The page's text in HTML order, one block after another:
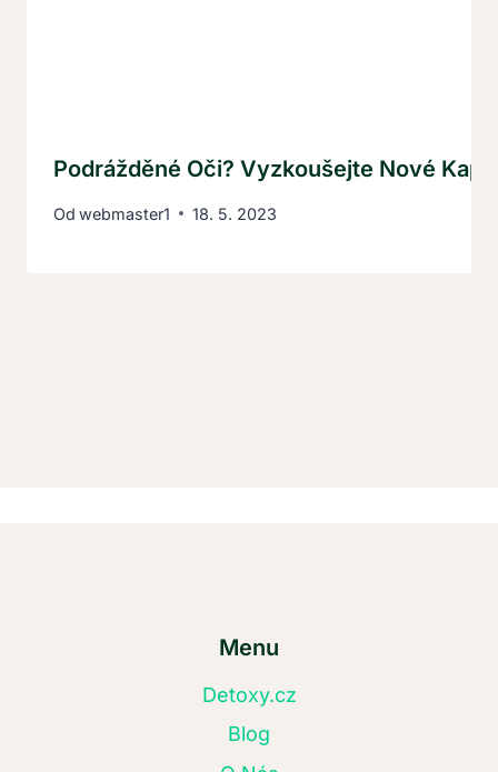
Podrážděné Oči? Vyzkoušejte Nové
Od webmaster1 18. 5. 2023
Menu
Detoxy.cz
Blog